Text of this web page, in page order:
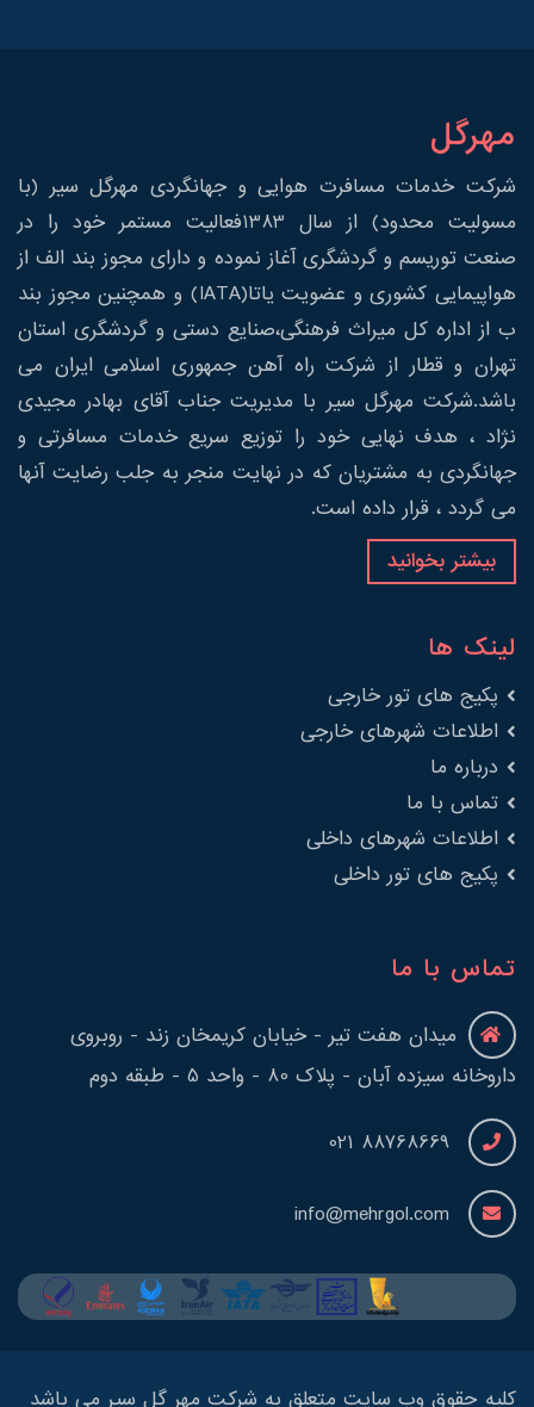
مهرگل
شرکت خدمات مسافرت هوایی و جهانگردی مهرگل سیر (با
مسولیت محدود) از سال 1383فعالیت مستمر خود را در
صنعت توریسم و گردشگری آغاز نموده و دارای مجوز بند الف از
هواپیمایی کشوری و عضویت یاتا(IATA) و همچنین مجوز بند
ب از اداره کل میراث فرهنگی،صنایع دستی و گردشگری استان
تهران و قطار از شرکت راه آهن جمهوری اسلامی ایران می
باشد.شرکت مهرگل سیر با مدیریت جناب آقای بهادر مجیدی
نژاد ، هدف نهایی خود را توزیع سریع خدمات مسافرتی و
جهانگردی به مشتریان که در نهایت منجر به جلب رضایت آنها
می گردد ، قرار داده است.
بیشتر بخوانید
لینک ها
پکیج های تور خارجی
اطلاعات شهرهای خارجی
درباره ما
تماس با ما
اطلاعات شهرهای داخلی
پکیج های تور داخلی
تماس با ما
میدان هفت تیر - خیابان کریمخان زند - روبروی
داروخانه سیزده آبان - پلاک 80 - واحد 5 - طبقه دوم
88768669 021
info@mehrgol.com
کلیه حقوق وب سایت متعلق به شرکت مهر گل سیر می باشد